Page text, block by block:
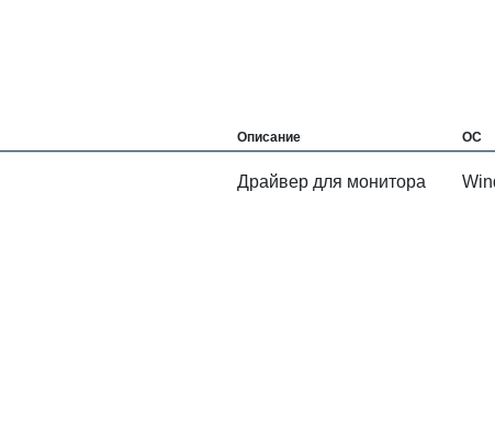
Описание ОС
Драйвер для монитора